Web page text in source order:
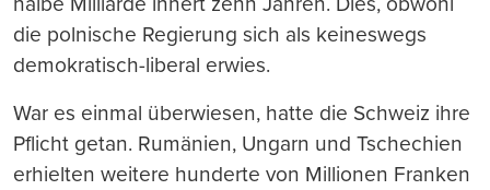
die polnische Regierung sich als keineswegs
demokratisch-liberal erwies.
War es einmal überwiesen, hatte die Schweiz ihre
Pflicht getan. Rumänien, Ungarn und Tschechien
erhielten weitere hunderte von Millionen Franken